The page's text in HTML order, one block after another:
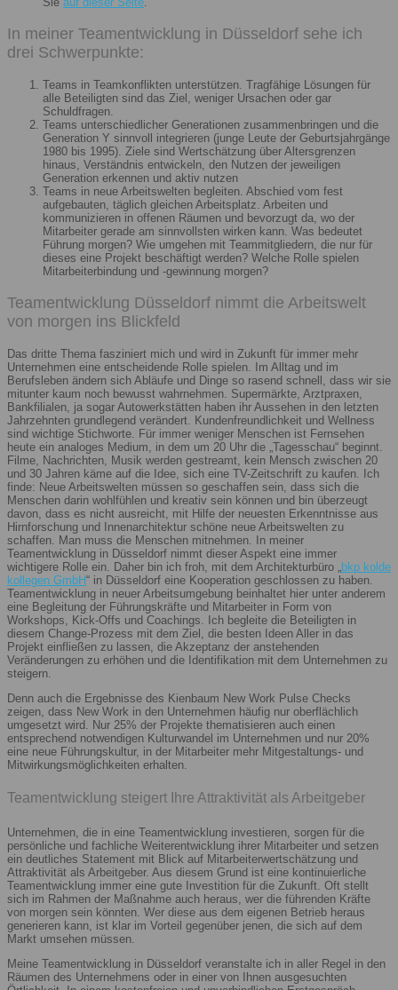
In meiner Teamentwicklung in Düsseldorf sehe ich
drei Schwerpunkte:
Teams in Teamkonflikten unterstützen. Tragfähige Lösungen für
alle Beteiligten sind das Ziel, weniger Ursachen oder gar
Schuldfragen.
Teams unterschiedlicher Generationen zusammenbringen und die
Generation Y sinnvoll integrieren (junge Leute der Geburtsjahrgänge
1980 bis 1995). Ziele sind Wertschätzung über Altersgrenzen
hinaus, Verständnis entwickeln, den Nutzen der jeweiligen
Generation erkennen und aktiv nutzen
Teams in neue Arbeitswelten begleiten. Abschied vom fest
aufgebauten, täglich gleichen Arbeitsplatz. Arbeiten und
kommunizieren in offenen Räumen und bevorzugt da, wo der
Mitarbeiter gerade am sinnvollsten wirken kann. Was bedeutet
Führung morgen? Wie umgehen mit Teammitgliedern, die nur für
dieses eine Projekt beschäftigt werden? Welche Rolle spielen
Mitarbeiterbindung und -gewinnung morgen?
Teamentwicklung Düsseldorf nimmt die Arbeitswelt
von morgen ins Blickfeld
Das dritte Thema fasziniert mich und wird in Zukunft für immer mehr
Unternehmen eine entscheidende Rolle spielen. Im Alltag und im
Berufsleben ändern sich Abläufe und Dinge so rasend schnell, dass wir sie
mitunter kaum noch bewusst wahrnehmen. Supermärkte, Arztpraxen,
Bankfilialen, ja sogar Autowerkstätten haben ihr Aussehen in den letzten
Jahrzehnten grundlegend verändert. Kundenfreundlichkeit und Wellness
sind wichtige Stichworte. Für immer weniger Menschen ist Fernsehen
heute ein analoges Medium, in dem um 20 Uhr die „Tagesschau“ beginnt.
Filme, Nachrichten, Musik werden gestreamt, kein Mensch zwischen 20
und 30 Jahren käme auf die Idee, sich eine TV-Zeitschrift zu kaufen. Ich
finde: Neue Arbeitswelten müssen so geschaffen sein, dass sich die
Menschen darin wohlfühlen und kreativ sein können und bin überzeugt
davon, dass es nicht ausreicht, mit Hilfe der neuesten Erkenntnisse aus
Hirnforschung und Innenarchitektur schöne neue Arbeitswelten zu
schaffen. Man muss die Menschen mitnehmen. In meiner
Teamentwicklung in Düsseldorf nimmt dieser Aspekt eine immer
wichtigere Rolle ein. Daher bin ich froh, mit dem Architekturbüro „bkp kolde
kollegen GmbH“ in Düsseldorf eine Kooperation geschlossen zu haben.
Teamentwicklung in neuer Arbeitsumgebung beinhaltet hier unter anderem
eine Begleitung der Führungskräfte und Mitarbeiter in Form von
Workshops, Kick-Offs und Coachings. Ich begleite die Beteiligten in
diesem Change-Prozess mit dem Ziel, die besten Ideen Aller in das
Projekt einfließen zu lassen, die Akzeptanz der anstehenden
Veränderungen zu erhöhen und die Identifikation mit dem Unternehmen zu
steigern.
Denn auch die Ergebnisse des Kienbaum New Work Pulse Checks
zeigen, dass New Work in den Unternehmen häufig nur oberflächlich
umgesetzt wird. Nur 25% der Projekte thematisieren auch einen
entsprechend notwendigen Kulturwandel im Unternehmen und nur 20%
eine neue Führungskultur, in der Mitarbeiter mehr Mitgestaltungs- und
Mitwirkungsmöglichkeiten erhalten.
Teamentwicklung steigert Ihre Attraktivität als Arbeitgeber
Unternehmen, die in eine Teamentwicklung investieren, sorgen für die
persönliche und fachliche Weiterentwicklung ihrer Mitarbeiter und setzen
ein deutliches Statement mit Blick auf Mitarbeiterwertschätzung und
Attraktivität als Arbeitgeber. Aus diesem Grund ist eine kontinuierliche
Teamentwicklung immer eine gute Investition für die Zukunft. Oft stellt
sich im Rahmen der Maßnahme auch heraus, wer die führenden Kräfte
von morgen sein könnten. Wer diese aus dem eigenen Betrieb heraus
generieren kann, ist klar im Vorteil gegenüber jenen, die sich auf dem
Markt umsehen müssen.
Meine Teamentwicklung in Düsseldorf veranstalte ich in aller Regel in den
Räumen des Unternehmens oder in einer von Ihnen ausgesuchten